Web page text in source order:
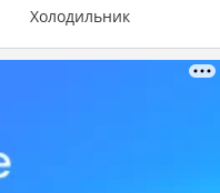
Холодильник